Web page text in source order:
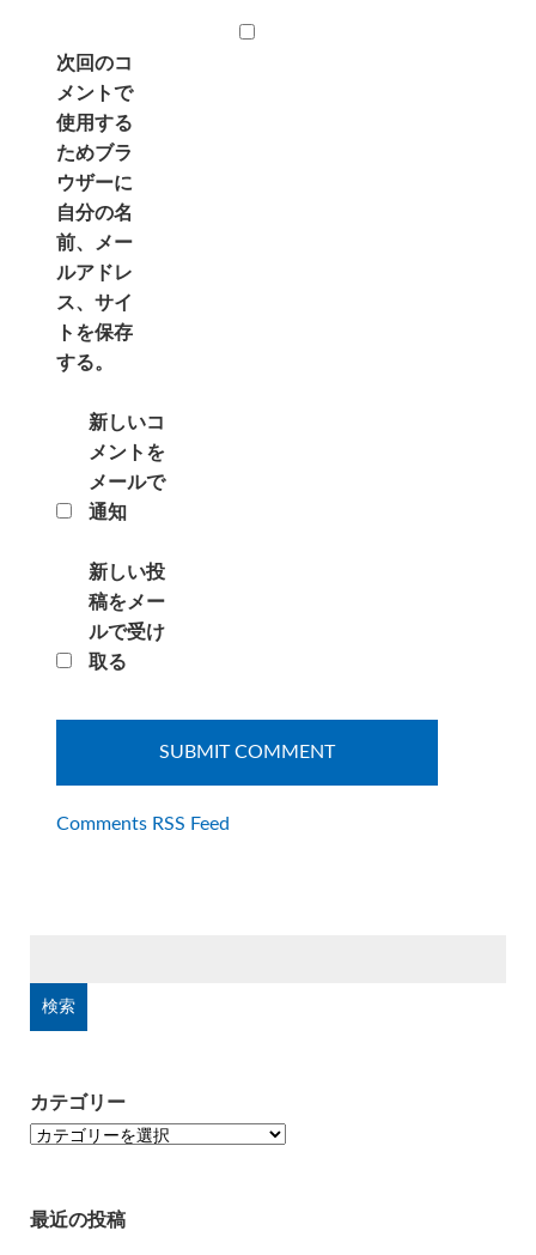
次回のコ
メントで
使用する
ためブラ
ウザーに
自分の名
前、メー
ルアドレ
ス、サイ
トを保存
する。
新しいコ
メントを
メールで
通知
新しい投
稿をメー
ルで受け
取る
Comments RSS Feed
カテゴリー
カ
リ
ー
最近の投稿